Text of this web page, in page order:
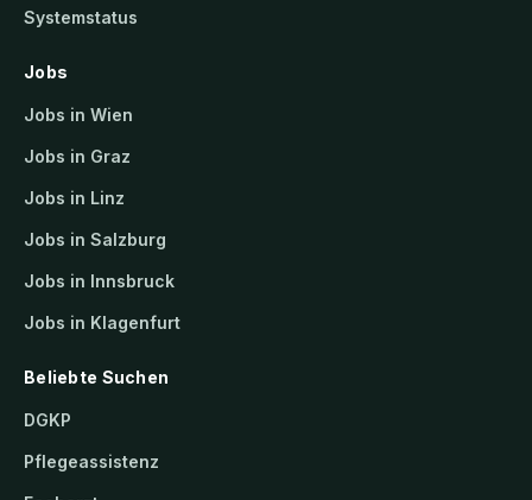
Systemstatus
Jobs
Jobs in Wien
Jobs in Graz
Jobs in Linz
Jobs in Salzburg
Jobs in Innsbruck
Jobs in Klagenfurt
Beliebte Suchen
DGKP
Pflegeassistenz